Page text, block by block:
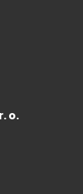
o.